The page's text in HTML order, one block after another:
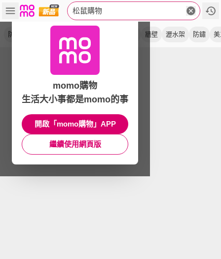
松鼠購物
防霉 牆壁 瀝水架 防鏽
momo購物
生活大小事都是momo的事
開啟「momo購物」APP
繼續使用網頁版